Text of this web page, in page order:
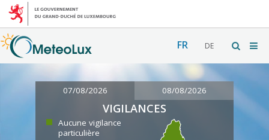
FR DE
07/08/2026 08/08/2026
VIGILANCES
Aucune vigilance
particulière